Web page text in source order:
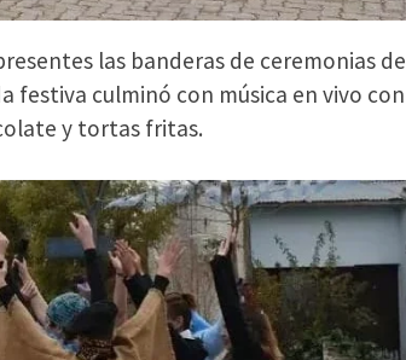
las banderas de ceremonias de
festiva culminó con música en vivo con
y tortas fritas.